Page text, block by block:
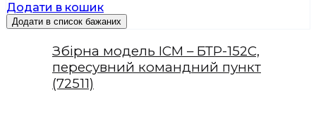
Додати в кошик
Додати в список бажаних
Збірна модель ICM – БТР-152С,
пересувний командний пункт
(72511)